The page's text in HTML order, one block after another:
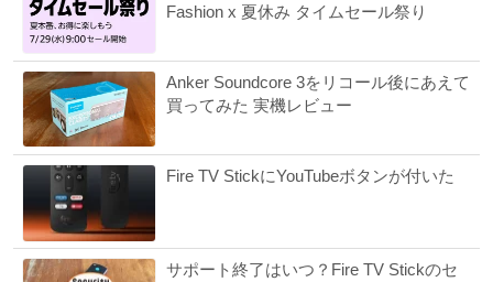
Fashion x 夏休み タイムセール祭り
Anker Soundcore 3をリコール後にあえて
買ってみた 実機レビュー
Fire TV StickにYouTubeボタンが付いた
サポート終了はいつ？Fire TV Stickのセ